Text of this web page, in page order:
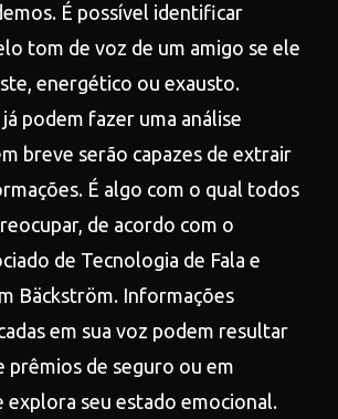
É possível identificar
tom de voz de um amigo se ele
energético ou exausto.
podem fazer uma análise
breve serão capazes de extrair
É algo com o qual todos
de acordo com o
de Tecnologia de Fala e
Bäckström. Informações
em sua voz podem resultar
prêmios de seguro ou em
explora seu estado emocional.